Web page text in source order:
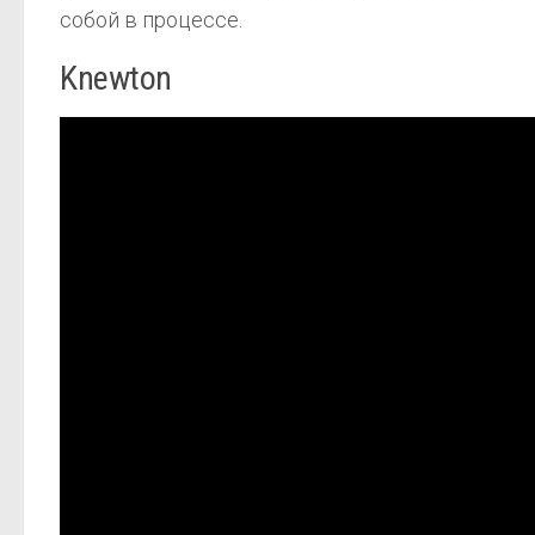
собой в процессе.
Knewton